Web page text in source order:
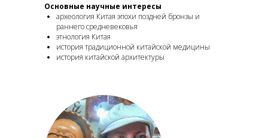
Основные научные интересы
археология Китая эпохи поздней бронзы и
раннего средневековья
этнология Китая
история традиционной китайской медицины
история китайской архитектуры